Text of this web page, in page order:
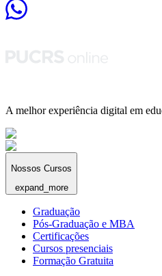
A melhor experiência digital em
Nossos Cursos
expand_more
Graduação
Pós-Graduação e MBA
Certificações
Cursos presenciais
Formação Gratuita